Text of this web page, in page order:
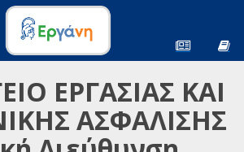
ΕΡΓΑΣΙΑΣ ΚΑΙ
ΑΣΦΑΛΙΣΗΣ